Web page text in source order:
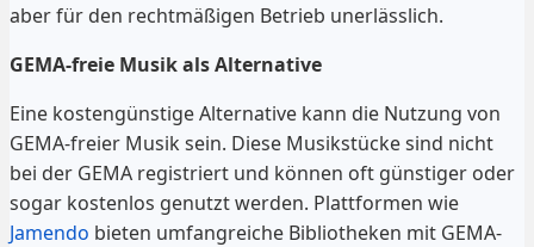
aber für den rechtmäßigen Betrieb unerlässlich.
GEMA-freie Musik als Alternative
Eine kostengünstige Alternative kann die Nutzung von
GEMA-freier Musik sein. Diese Musikstücke sind nicht
bei der GEMA registriert und können oft günstiger oder
sogar kostenlos genutzt werden. Plattformen wie
Jamendo bieten umfangreiche Bibliotheken mit GEMA-